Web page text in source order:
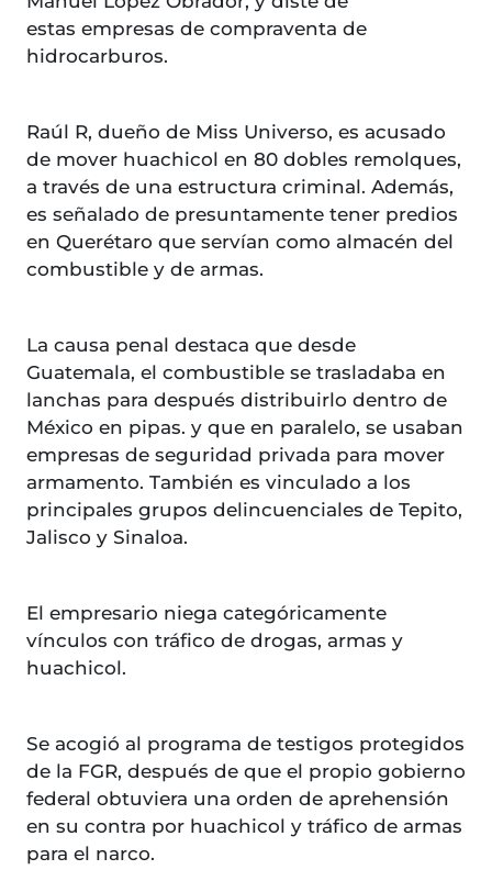
estas empresas de compraventa de
hidrocarburos.
Raúl R, dueño de Miss Universo, es acusado
de mover huachicol en 80 dobles remolques,
a través de una estructura criminal. Además,
es señalado de presuntamente tener predios
en Querétaro que servían como almacén del
combustible y de armas.
La causa penal destaca que desde
Guatemala, el combustible se trasladaba en
lanchas para después distribuirlo dentro de
México en pipas. y que en paralelo, se usaban
empresas de seguridad privada para mover
armamento. También es vinculado a los
principales grupos delincuenciales de Tepito,
Jalisco y Sinaloa.
El empresario niega categóricamente
vínculos con tráfico de drogas, armas y
huachicol.
Se acogió al programa de testigos protegidos
de la FGR, después de que el propio gobierno
federal obtuviera una orden de aprehensión
en su contra por huachicol y tráfico de armas
para el narco.